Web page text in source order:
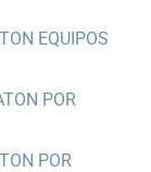
EQUIPOS
POR
POR